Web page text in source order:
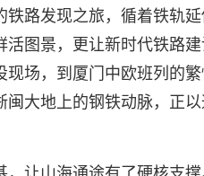
铁路发现之旅，循着铁轨
活图景，更让新时代铁路
现场，到厦门中欧班列的
闽大地上的钢铁动脉，正